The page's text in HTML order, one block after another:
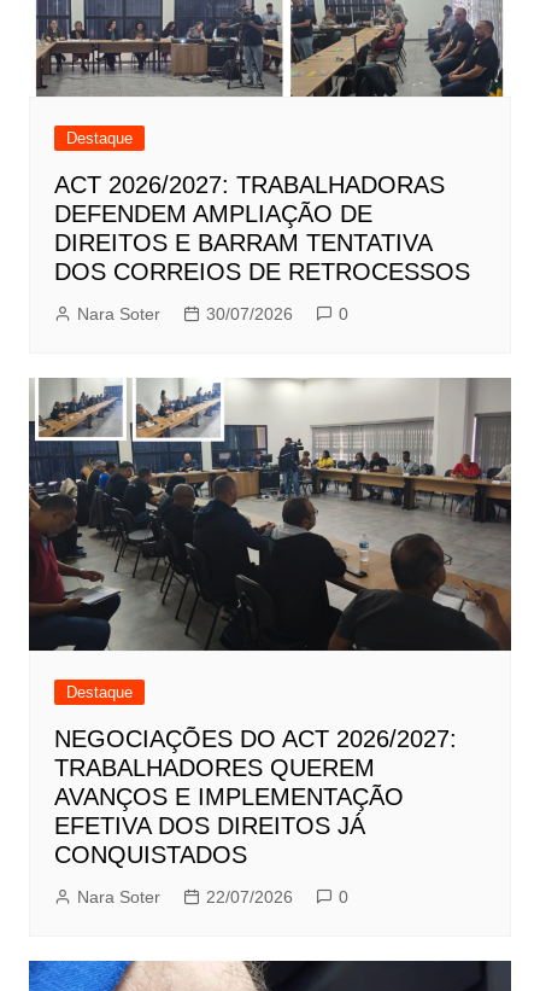
Destaque
ACT 2026/2027: TRABALHADORAS
DEFENDEM AMPLIAÇÃO DE
DIREITOS E BARRAM TENTATIVA
DOS CORREIOS DE RETROCESSOS
Nara Soter 30/07/2026 0
Destaque
NEGOCIAÇÕES DO ACT 2026/2027:
TRABALHADORES QUEREM
AVANÇOS E IMPLEMENTAÇÃO
EFETIVA DOS DIREITOS JÁ
CONQUISTADOS
Nara Soter 22/07/2026 0